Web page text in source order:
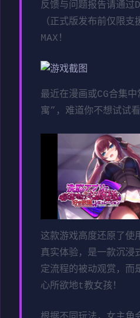
反馈与问题报告请通
（正式版发布前仅限
MAX！
最近在漫画或CG合集
寓”，难道你不想试试
这款游戏高度还原了使
真实体验，是一款沉浸
定流程的被动观赏，而
心所欲地t教女孩！